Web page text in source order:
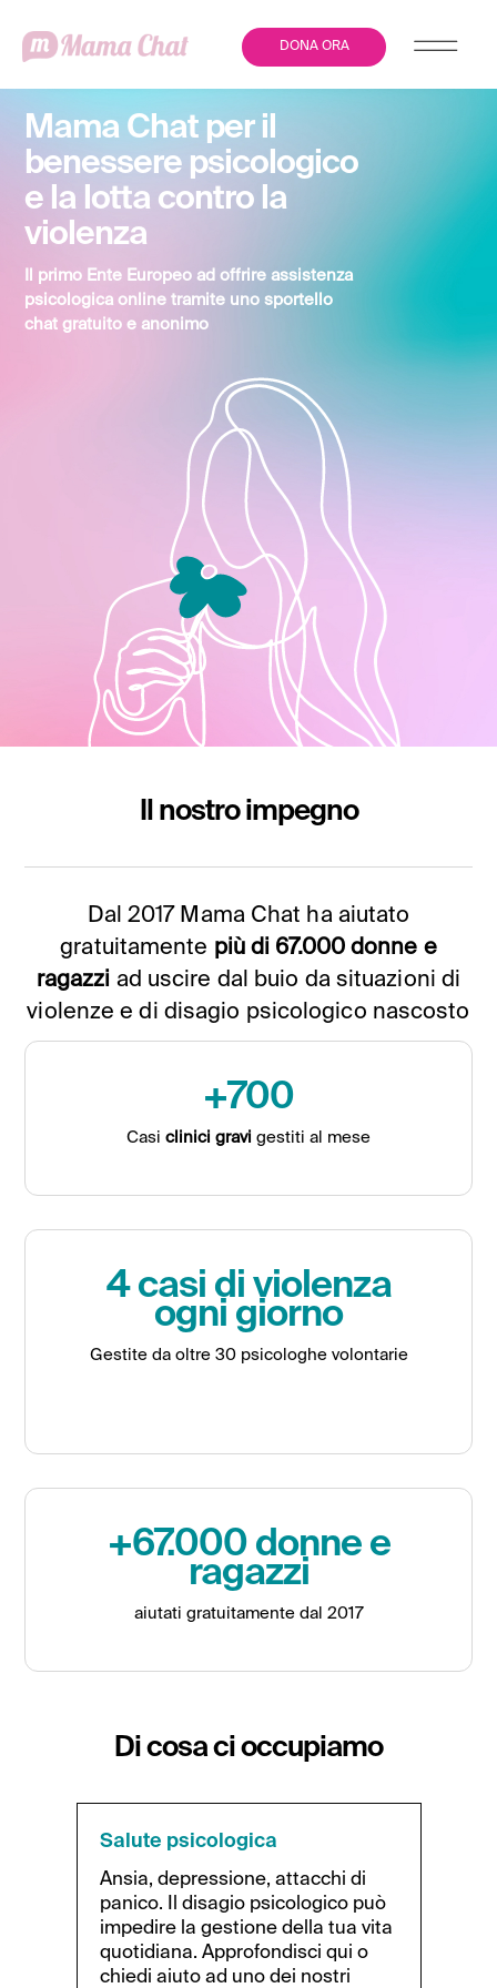
DONA ORA
Mama Chat per il
benessere psicologico
e la lotta contro la
violenza
Il primo Ente Europeo ad offrire assistenza
psicologica online tramite uno sportello
chat gratuito e anonimo
Il nostro impegno
Dal 2017 Mama Chat ha aiutato
gratuitamente più di 67.000 donne e
ragazzi ad uscire dal buio da situazioni di
violenze e di disagio psicologico nascosto
+700
Casi clinici gravi gestiti al mese
4 casi di violenza
ogni giorno
Gestite da oltre 30 psicologhe volontarie
+67.000 donne e
ragazzi
aiutati gratuitamente dal 2017
Di cosa ci occupiamo
Salute psicologica
Ansia, depressione, attacchi di
panico. Il disagio psicologico può
impedire la gestione della tua vita
quotidiana. Approfondisci qui o
chiedi aiuto ad uno dei nostri